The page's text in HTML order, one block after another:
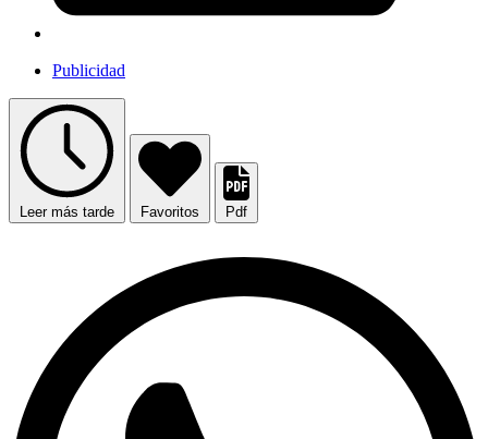
Publicidad
Leer más tarde Favoritos Pdf